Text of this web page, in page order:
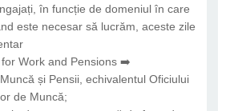
în funcție de domeniul în care
este necesar să lucrăm, aceste zile
for Work and Pensions ➡️
și Pensii, echivalentul Oficiului
de Muncă;